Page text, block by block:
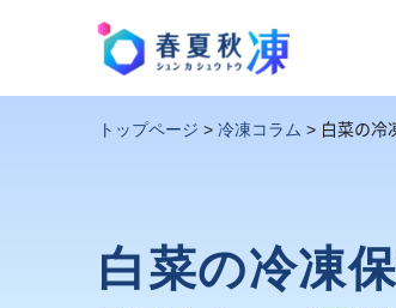
トップページ > 冷凍コラム > 白菜の冷
白菜の冷凍